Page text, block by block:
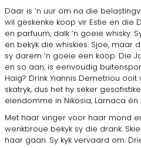
Daar is ’n uur om na die
wil geskenke koop vir Estie en die
en parfuum, dalk ’n goeie whisky.
en bekyk die whiskies. Sjoe, maar
sy darem ’n goeie een koop. Die
en so aan, is eenvoudig
Haig? Drink Yiannis Demetriou ooit
skatryk, dus het hy seker
eiendom­me in Nikosia, Larnaca
Met haar vinger voor haar mond
wenkbroue bekyk sy die drank.
haar gaan. Sy kyk vervaard om.